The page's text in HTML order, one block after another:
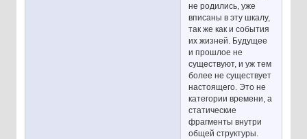
не родились, уже
вписаны в эту шкалу,
так же как и события
их жизней. Будущее
и прошлое не
существуют, и уж тем
более не существует
настоящего. Это не
категории времени, а
статические
фрагменты внутри
общей структуры.